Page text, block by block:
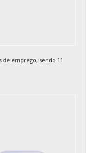
de emprego, sendo 11